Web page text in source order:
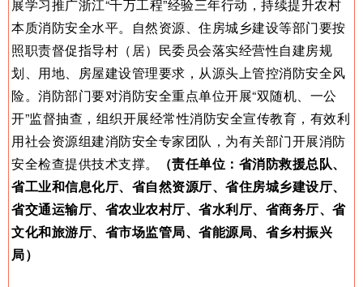
展学习推广浙江“千万工程”经验三年行动，持续提升农村
本质消防安全水平。自然资源、住房城乡建设等部门要按
照职责督促指导村（居）民委员会落实经营性自建房规
划、用地、房屋建设管理要求，从源头上管控消防安全风
险。消防部门要对消防安全重点单位开展“双随机、一公
开”监督抽查，组织开展经常性消防安全宣传教育，有效利
用社会资源组建消防安全专家团队，为有关部门开展消防
安全检查提供技术支撑。
（责任单位：省消防救援总队、
省工业和信息化厅、省自然资源厅、省住房城乡建设厅、
省交通运输厅、省农业农村厅、省水利厅、省商务厅、省
文化和旅游厅、省市场监管局、省能源局、省乡村振兴
局）